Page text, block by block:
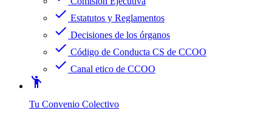
check Estatutos y Reglamentos
check Decisiones de los órganos
check Código de Conducta CS de CCOO
check Canal etico de CCOO
emoji_people
Tu Convenio Colectivo